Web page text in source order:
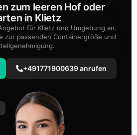
zum leeren Hof oder
in Klietz
für Klietz und Umgebung an.
zur passenden Containergröße und
+491771900639 anrufen